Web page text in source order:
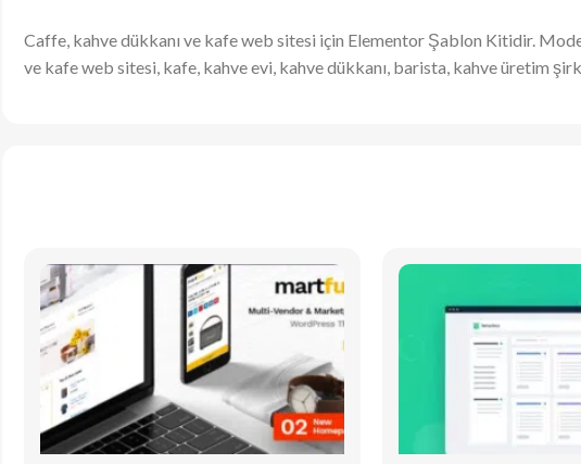
Caffe, kahve dükkanı ve kafe web sitesi için Elementor Şablon Kitidir.
ve kafe web sitesi, kafe, kahve evi, kahve dükkanı, barista, kahve üretim